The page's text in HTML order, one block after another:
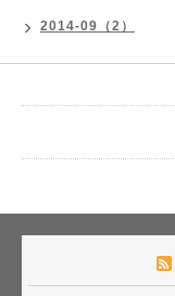
2014-09（2）